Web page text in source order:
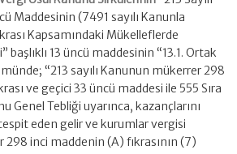
Maddesinin (7491 sayılı Kanunla
Kapsamındaki Mükelleflerde
13 üncü maddesinin “13.1. Ortak
“213 sayılı Kanunun mükerrer 298
ve geçici 33 üncü maddesi ile 555 Sıra
Genel Tebliği uyarınca, kazançlarını
eden gelir ve kurumlar vergisi
inci maddenin (A) fıkrasının (7)